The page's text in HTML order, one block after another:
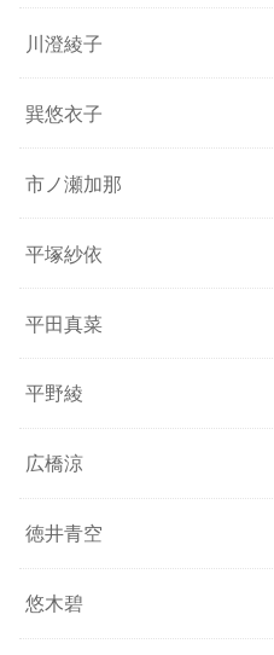
川澄綾子
巽悠衣子
市ノ瀬加那
平塚紗依
平田真菜
平野綾
広橋涼
徳井青空
悠木碧